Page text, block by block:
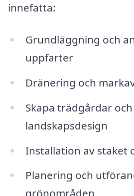
innefatta:
Grundläggning och
uppfarter
Dränering och
Skapa trädgårdar och
landskapsdesign
Installation av staket
Planering och